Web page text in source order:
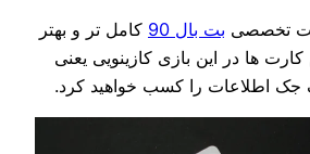
تخصصی بت بال 90
کامل تر و بهتر
ها در این بازی کازینویی یعنی